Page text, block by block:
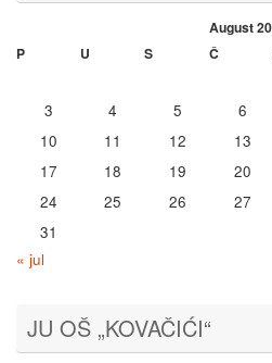
August
P
U S Č
3
4 5 6
10
11 12 13
17
18 19 20
24
25 26 27
31
« jul
JU OŠ „KOVAČIĆI“